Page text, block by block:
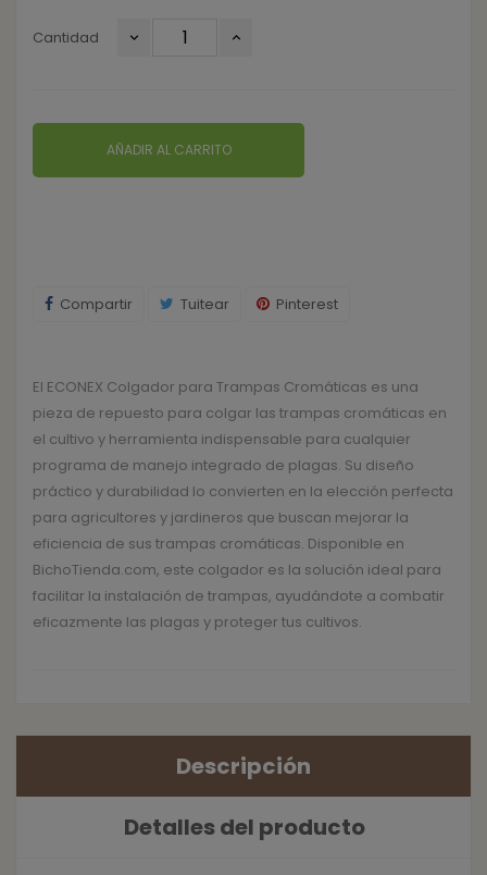
Cantidad
AÑADIR AL CARRITO
Compartir Tuitear Pinterest
El ECONEX Colgador para Trampas Cromáticas es una
pieza de repuesto para colgar las trampas cromáticas en
el cultivo y herramienta indispensable para cualquier
programa de manejo integrado de plagas. Su diseño
práctico y durabilidad lo convierten en la elección perfecta
para agricultores y jardineros que buscan mejorar la
eficiencia de sus trampas cromáticas. Disponible en
BichoTienda.com, este colgador es la solución ideal para
facilitar la instalación de trampas, ayudándote a combatir
eficazmente las plagas y proteger tus cultivos.
Descripción
Detalles del producto